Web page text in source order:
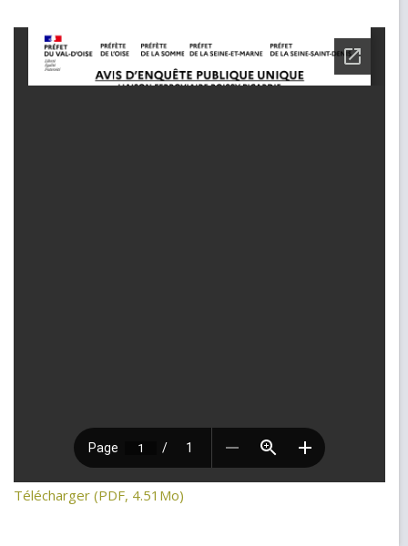
Télécharger (PDF, 4.51Mo)